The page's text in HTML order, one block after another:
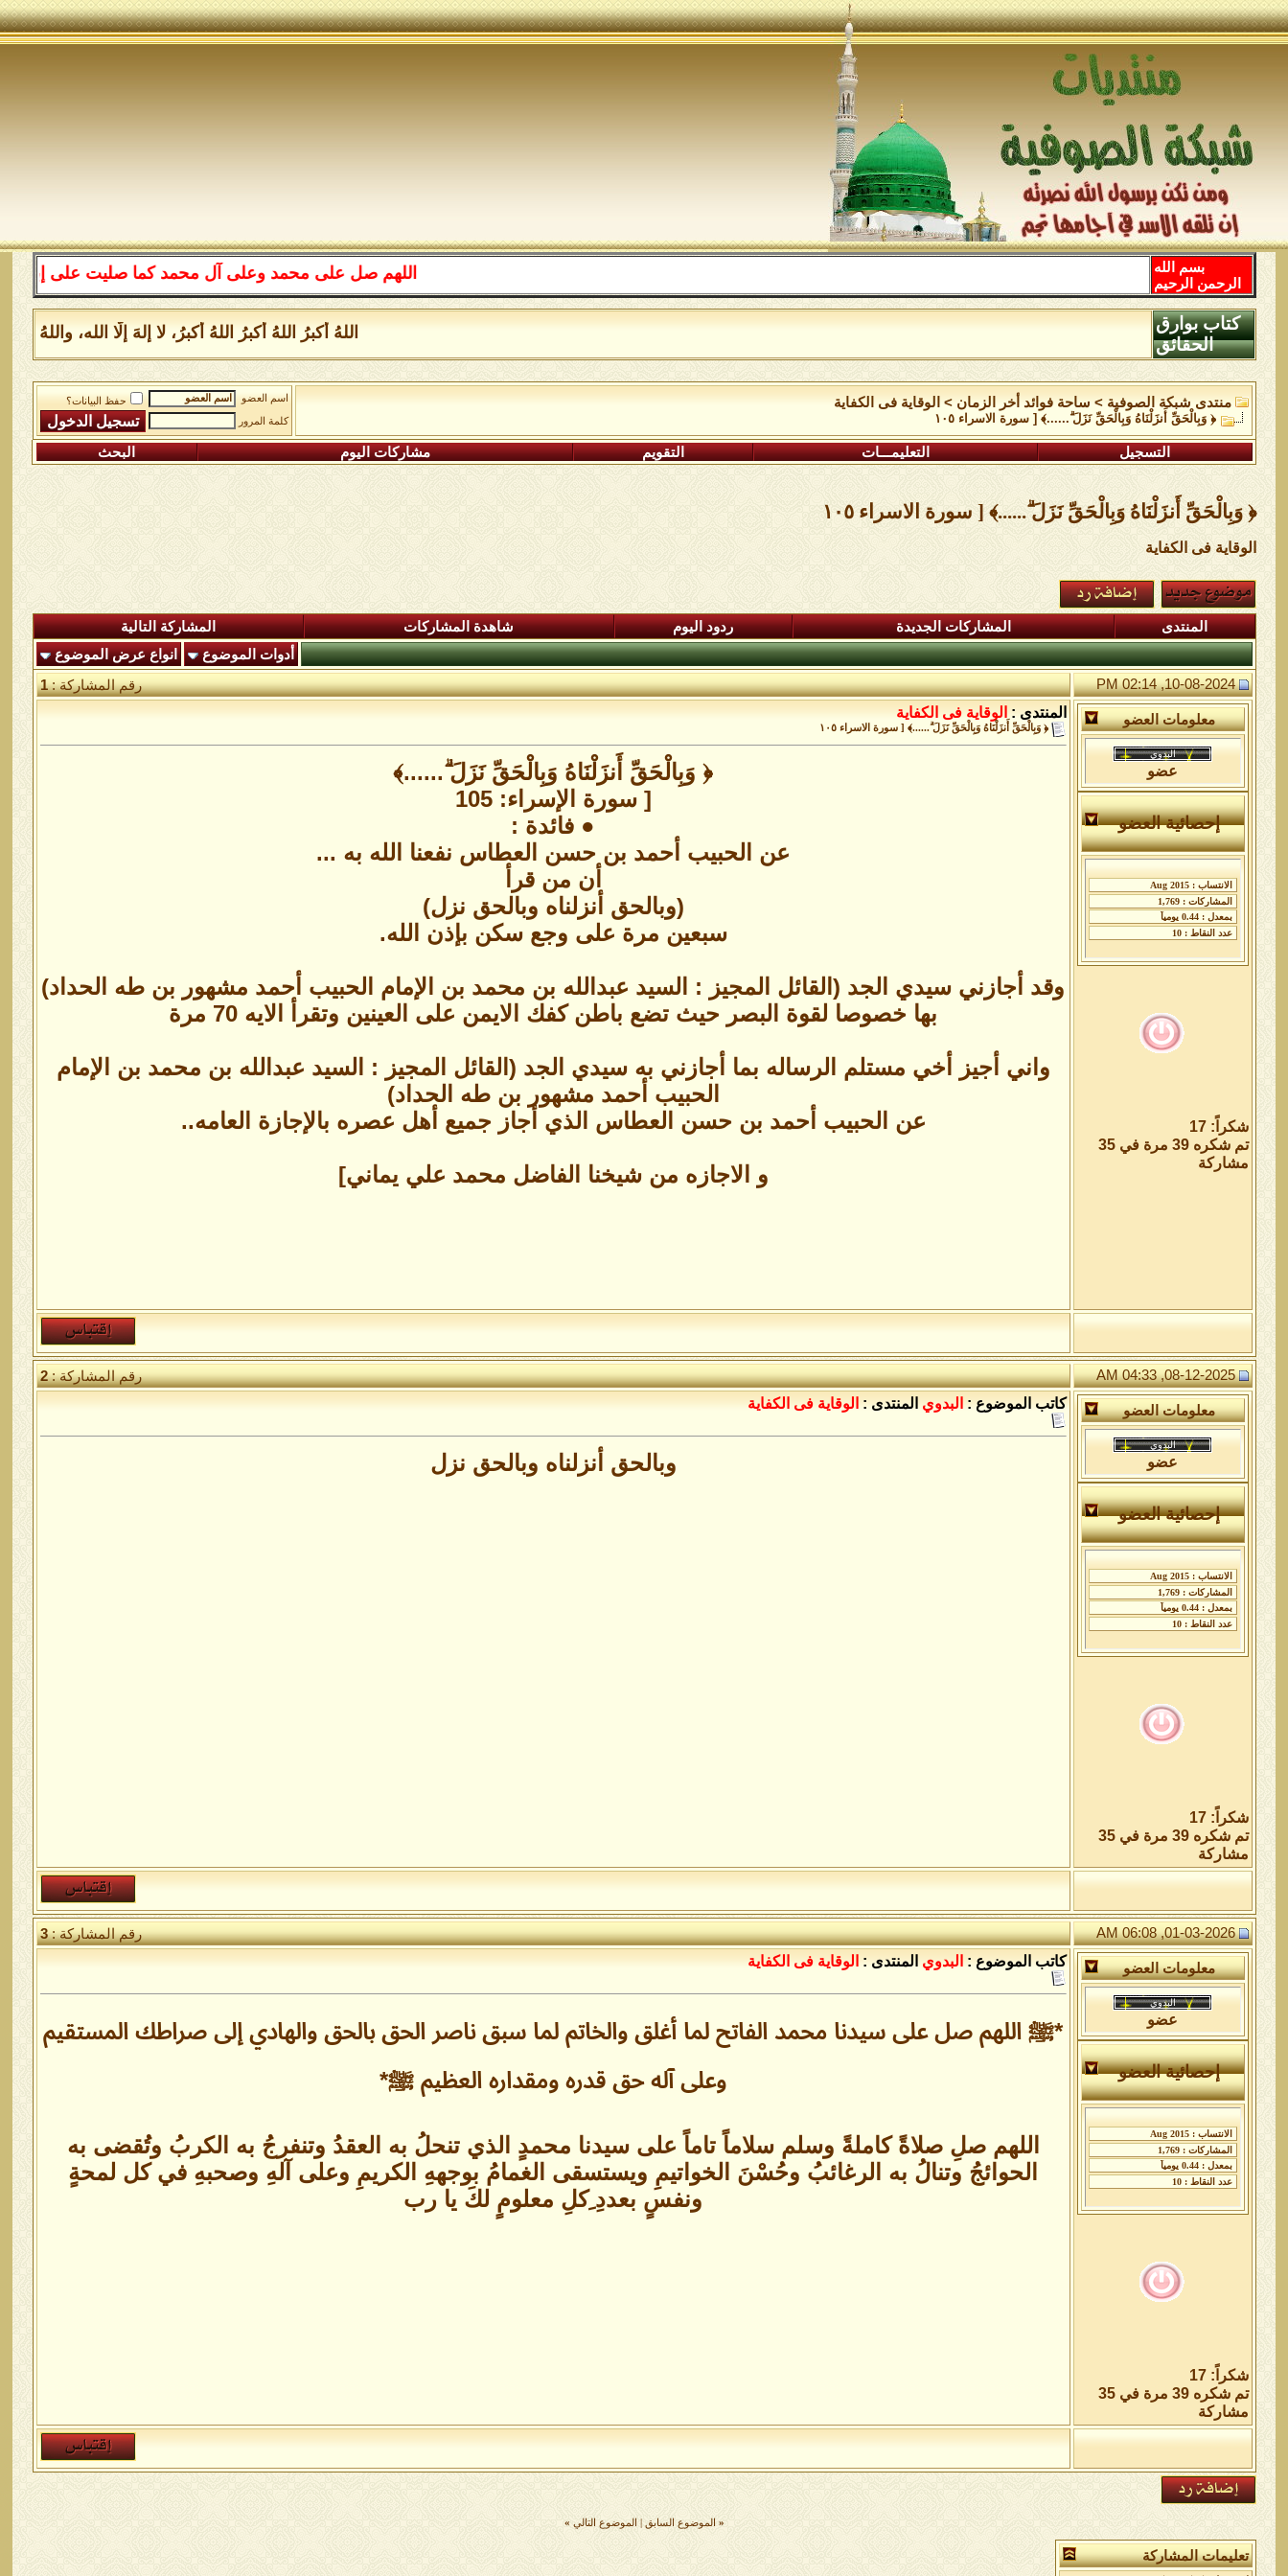
اللهم صل على محمد وعلى آل محمد كما صليت على إبراهيم وعلى
بسم الله
الرحمن الرحيم
اللهُ أكبرُ اللهُ أكبرُ اللهُ أكبرُ، لا إلهَ إلَّا الله، واللهُ
كتاب بوارق
الحقائق
منتدى شبكة الصوفية > ساحة فوائد أخر الزمان > الوقاية فى الكفاية
﴿ وَبِالْحَقِّ أَنزَلْنَاهُ وَبِالْحَقِّ نَزَلَ ۗ......﴾ [ سورة الاسراء ١٠٥
اسم العضو
حفظ البيانات؟
كلمة المرور
التسجيل التعليمـــات التقويم مشاركات اليوم البحث
﴿ وَبِالْحَقِّ أَنزَلْنَاهُ وَبِالْحَقِّ نَزَلَ ۗ......﴾ [ سورة الاسراء ١٠٥
الوقاية فى الكفاية
المنتدى المشاركات الجديدة ردود اليوم شاهدة المشاركات
المشاركة التالية
أدوات الموضوع
انواع عرض الموضوع
10-08-2024, 02:14 PM
رقم المشاركة :1
معلومات العضو
عضو
إحصائية العضو
شكراً: 17
تم شكره 39 مرة في 35
مشاركة
المنتدى : الوقاية فى الكفاية
﴿ وَبِالْحَقِّ أَنزَلْنَاهُ وَبِالْحَقِّ نَزَلَ ۗ......﴾ [ سورة الاسراء ١٠٥
﴿ وَبِالْحَقِّ أَنزَلْنَاهُ وَبِالْحَقِّ نَزَلَ ۗ......﴾
[ سورة الإسراء: 105
● فائدة :
عن الحبيب أحمد بن حسن العطاس نفعنا الله به ...
أن من قرأ
(وبالحق أنزلناه وبالحق نزل)
سبعين مرة على وجع سكن بإذن الله.
وقد أجازني سيدي الجد (القائل المجيز : السيد عبدالله بن محمد بن الإمام الحبيب أحمد مشهور بن طه الحداد)
بها خصوصا لقوة البصر حيث تضع باطن كفك الايمن على العينين وتقرأ الايه 70 مرة
واني أجيز أخي مستلم الرساله بما أجازني به سيدي الجد (القائل المجيز : السيد عبدالله بن محمد بن الإمام
الحبيب أحمد مشهور بن طه الحداد)
عن الحبيب أحمد بن حسن العطاس الذي أجاز جميع أهل عصره بالإجازة العامه..
و الاجازه من شيخنا الفاضل محمد علي يماني]
08-12-2025, 04:33 AM رقم المشاركة :2
معلومات العضو
عضو
إحصائية العضو
شكراً: 17
تم شكره 39 مرة في 35
مشاركة
كاتب الموضوع : البدوي المنتدى : الوقاية فى الكفاية
وبالحق أنزلناه وبالحق نزل
01-03-2026, 06:08 AM رقم المشاركة :3
معلومات العضو
عضو
إحصائية العضو
شكراً: 17
تم شكره 39 مرة في 35
مشاركة
كاتب الموضوع : البدوي المنتدى : الوقاية فى الكفاية
*ﷺ اللهم صل على سيدنا محمد الفاتح لما أغلق والخاتم لما سبق ناصر الحق بالحق والهادي إلى صراطك المستقيم
وعلى آله حق قدره ومقداره العظيم ﷺ*
اللهم صلِ صلاةً كاملةً وسلم سلاماً تاماً على سيدنا محمدٍ الذي تنحلُ به العقدُ وتنفرجُ به الكربُ وتُقضى به
الحوائجُ وتنالُ به الرغائبُ وحُسْنَ الخواتيمِ ويستسقى الغمامُ بوجههِ الكريمِ وعلى آلهِ وصحبهِ في كل لمحةٍ
ونفسٍ بعددِ ِكلِ معلومٍ لكَ يا رب
« الموضوع السابق الموضوع التالي »
تعليمات المشاركة